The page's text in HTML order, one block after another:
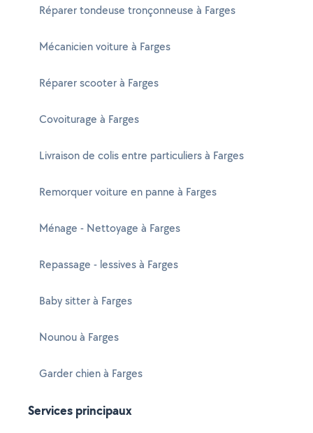
Réparer tondeuse tronçonneuse à Farges
Mécanicien voiture à Farges
Réparer scooter à Farges
Covoiturage à Farges
Livraison de colis entre particuliers à Farges
Remorquer voiture en panne à Farges
Ménage - Nettoyage à Farges
Repassage - lessives à Farges
Baby sitter à Farges
Nounou à Farges
Garder chien à Farges
Services principaux